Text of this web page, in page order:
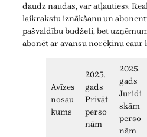
daudz naudas, var atļauties».
laikrakstu iznākšanu un
pašvaldību budžeti, bet
abonēt ar avansu norēķinu caur
Avīzes
nosau
kums
2025.
gads
Privāt
perso
nām
2025.
gads
Juridi
skām
perso
nām